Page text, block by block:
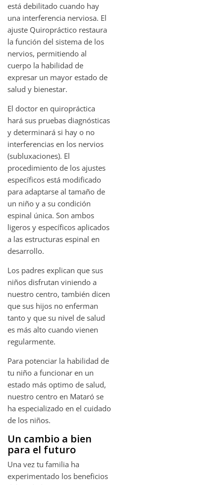
está debilitado cuando hay
una interferencia nerviosa. El
ajuste Quiropráctico restaura
la función del sistema de los
nervios, permitiendo al
cuerpo la habilidad de
expresar un mayor estado de
salud y bienestar.
El doctor en quiropráctica
hará sus pruebas diagnósticas
y determinará si hay o no
interferencias en los nervios
(subluxaciones). El
procedimiento de los ajustes
específicos está modificado
para adaptarse al tamaño de
un niño y a su condición
espinal única. Son ambos
ligeros y específicos aplicados
a las estructuras espinal en
desarrollo.
Los padres explican que sus
niños disfrutan viniendo a
nuestro centro, también dicen
que sus hijos no enferman
tanto y que su nivel de salud
es más alto cuando vienen
regularmente.
Para potenciar la habilidad de
tu niño a funcionar en un
estado más optimo de salud,
nuestro centro en Mataró se
ha especializado en el cuidado
de los niños.
Un cambio a bien
para el futuro
Una vez tu familia ha
experimentado los beneficios